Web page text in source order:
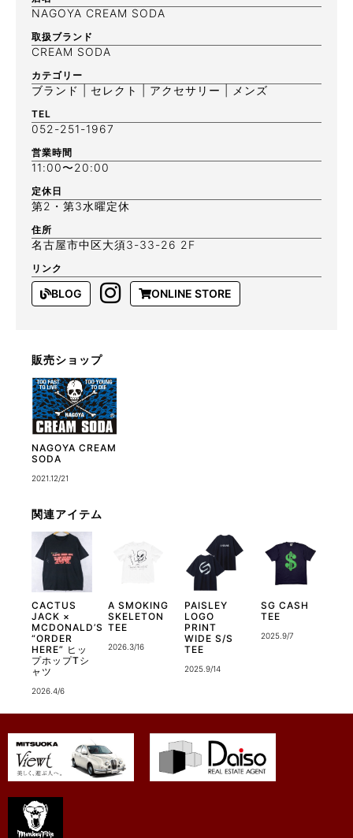
NAGOYA CREAM SODA
取扱ブランド
CREAM SODA
カテゴリー
ブランド | セレクト | アクセサリー | メンズ
TEL
052-251-1967
営業時間
11:00〜20:00
定休日
第2・第3水曜定休
住所
名古屋市中区大須3-33-26 2F
リンク
BLOG ONLINE STORE
販売ショップ
NAGOYA CREAM
SODA
2021.12/21
関連アイテム
CACTUS
JACK ×
MCDONALD’S
“ORDER
HERE” ヒッ
プホップTシ
ャツ
2026.4/6
A SMOKING
SKELETON
TEE
2026.3/16
PAISLEY
LOGO
PRINT
WIDE S/S
TEE
2025.9/14
SG CASH
TEE
2025.9/7